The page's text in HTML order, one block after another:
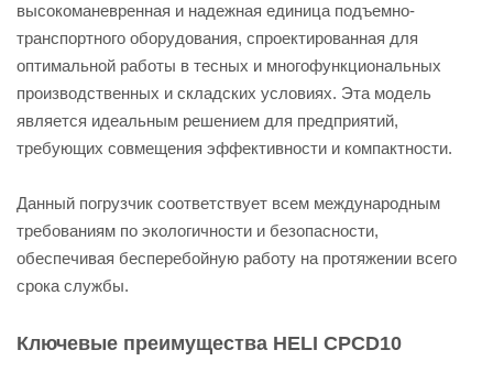
высокоманевренная и надежная единица подъемно-
транспортного оборудования, спроектированная для
оптимальной работы в тесных и многофункциональных
производственных и складских условиях. Эта модель
является идеальным решением для предприятий,
требующих совмещения эффективности и компактности.
Данный погрузчик соответствует всем международным
требованиям по экологичности и безопасности,
обеспечивая бесперебойную работу на протяжении всего
срока службы.
Ключевые преимущества HELI CPCD10